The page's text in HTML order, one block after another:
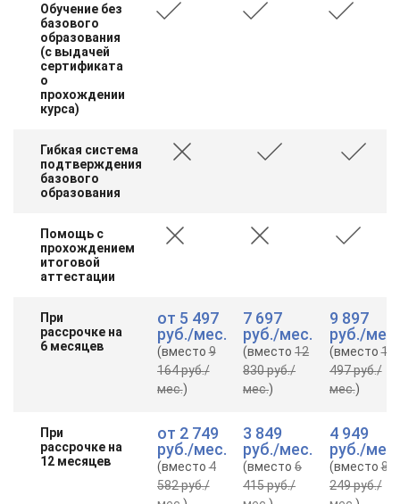
Обучение без
базового
образования
(с выдачей
сертификата
о
прохождении
курса)
Гибкая система
подтверждения
базового
образования
Помощь с
прохождением
итоговой
аттестации
При
рассрочке на
6 месяцев
от 5 497
руб./мес.
(вместо9
164 руб./
мес.)
7 697
руб./мес.
(вместо12
830 руб./
мес.)
9 897
руб./мес.
(вместо16
497 руб./
мес.)
При
рассрочке на
12 месяцев
от 2 749
руб./мес.
(вместо4
582 руб./
3 849
руб./мес.
(вместо6
415 руб./
4 949
руб./мес.
(вместо8
249 руб./